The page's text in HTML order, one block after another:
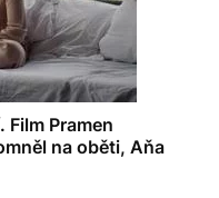
Film Pramen
na oběti, Aňa